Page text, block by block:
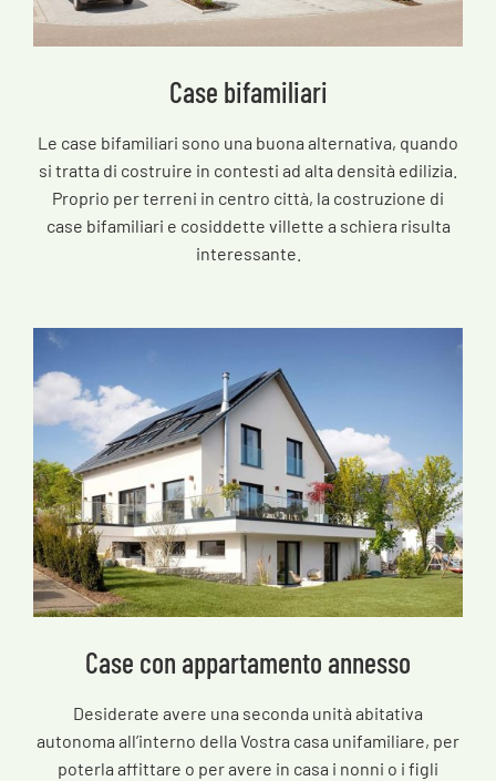
Case bifamiliari
Le case bifamiliari sono una buona alternativa, quando
si tratta di costruire in contesti ad alta densità edilizia.
Proprio per terreni in centro città, la costruzione di
case bifamiliari e cosiddette villette a schiera risulta
interessante.
Case con appartamento annesso
Desiderate avere una seconda unità abitativa
autonoma all’interno della Vostra casa unifamiliare, per
poterla affittare o per avere in casa i nonni o i figli